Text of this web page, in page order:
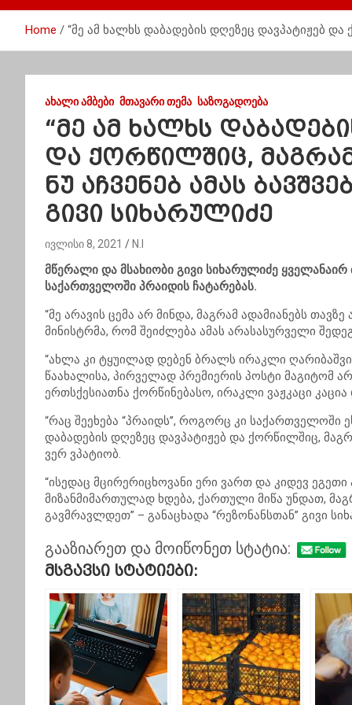
Home “მე ამ ხალხს დაბადების დღეზეც დავპატიჟებ და
ᲐᲮᲐᲚᲘ ᲐᲛᲑᲔᲑᲘ ᲛᲗᲐᲕᲐᲠᲘ ᲗᲔᲛᲐ ᲡᲐᲖᲝᲒᲐᲓᲝᲔᲑᲐ
“მე ამ ხალხს
და ქორწილშიც,
ნუ აჩვენებ ამას
გივი სიხარულიძე
ივლისი 8, 2021 N.I
მწერალი და მსახიობი გივი სიხარულიძე
საქართველოში პრაიდის ჩატარებას.
“მე არავის ცემა არ მინდა, მაგრამ ადამიანებს
მინისტრმა, რომ შეიძლება ამას არასასურველი
“ახლა კი ტყუილად დებენ ბრალს ირაკლი
წაახალისა, პირველად პრემიერის პოსტი მაგიტომ
ერთსქესიათნა ქორწინებასო, ირაკლი ვაჟკაცი
“რაც შეეხება “პრაიდს”, როგორც კი საქართველოში
დაბადების დღეზეც დავპატიჟებ და ქორწილშიც,
ვერ ვპატიობ.
“ისედაც მცირერიცხოვანი ერი ვართ და კიდევ
მიზანმიმართულად ხდება, ქართული მიწა უნდათ,
გავმრავლდეთ” – განაცხადა “რეზონანსთან” გივი
გააზიარეთ და მოიწონეთ სტატია:
Მსგავსი Სტატიები: